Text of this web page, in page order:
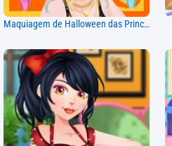
Maquiagem de Halloween das Princesas